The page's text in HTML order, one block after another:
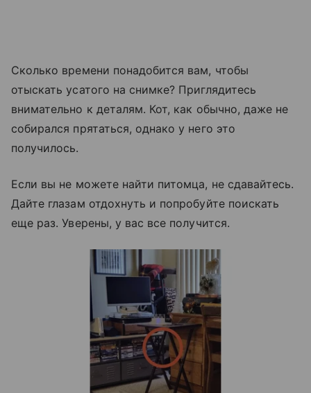
Сколько времени понадобится вам, чтобы
отыскать усатого на снимке? Приглядитесь
внимательно к деталям. Кот, как обычно, даже не
собирался прятаться, однако у него это
получилось.
Если вы не можете найти питомца, не сдавайтесь.
Дайте глазам отдохнуть и попробуйте поискать
еще раз. Уверены, у вас все получится.